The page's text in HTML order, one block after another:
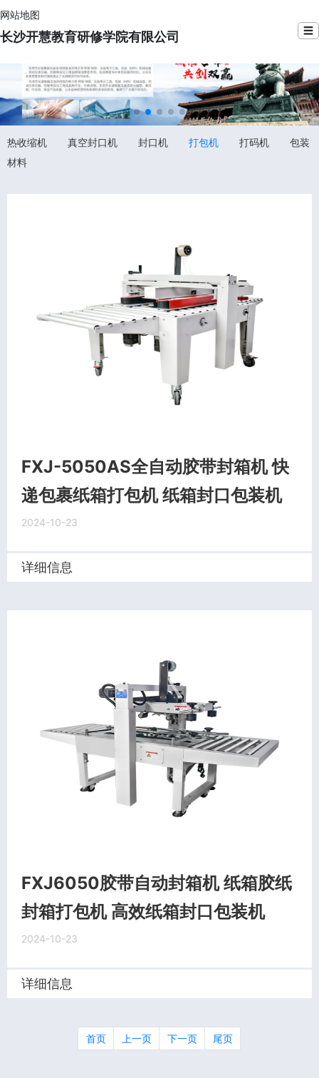
网站地图
长沙开慧教育研修学院有限公司 ☰
热收缩机 真空封口机 封口机 打包机 打码机
包装
材料
FXJ-5050AS全自动胶带封箱机 快
递包裹纸箱打包机 纸箱封口包装机
2024-10-23
详细信息
FXJ6050胶带自动封箱机 纸箱胶纸
封箱打包机 高效纸箱封口包装机
2024-10-23
详细信息
首页 上一页 下一页 尾页